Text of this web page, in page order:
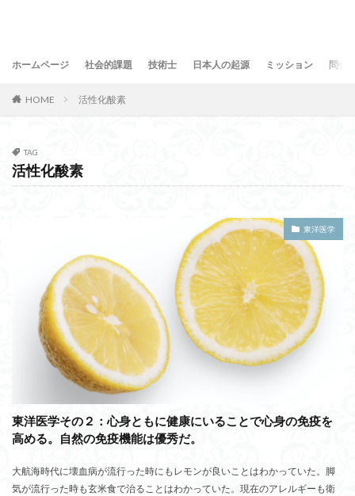
ホームページ 社会的課題 技術士 日本人の起源 ミッション 問合
HOME 活性化酸素
TAG
活性化酸素
東洋医学
東洋医学その２：心身ともに健康にいることで心身の免疫を
高める。自然の免疫機能は優秀だ。
大航海時代に壊血病が流行った時にもレモンが良いことはわかっていた。脚
気が流行った時も玄米食で治ることはわかっていた。現在のアレルギーも衛